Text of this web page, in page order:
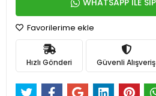
WHATSAPP İLE
Favorilerime ekle
Hızlı Gönderi Güvenli Alışveriş